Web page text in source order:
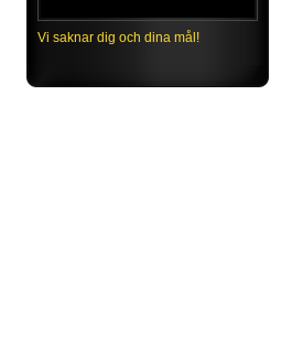
Vi saknar dig och dina mål!